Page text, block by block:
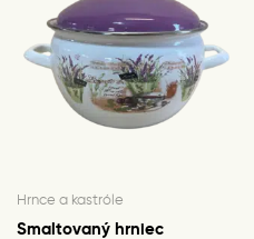
Hrnce a kastróle
Smaltovaný hrniec